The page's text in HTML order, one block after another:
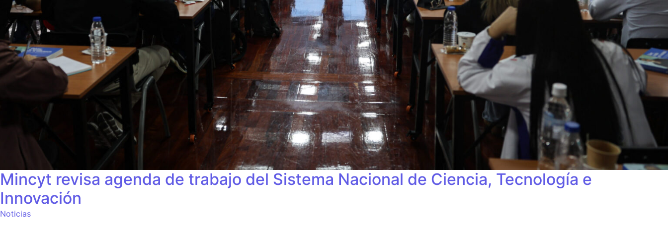
Mincyt revisa agenda de trabajo del Sistema Nacional de Ciencia, Tecnología e
Innovación
Noticias